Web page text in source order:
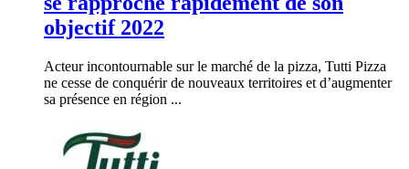
objectif 2022
Acteur incontournable sur le marché de la pizza, Tutti Pizza
ne cesse de conquérir de nouveaux territoires et d’augmenter
sa présence en région ...